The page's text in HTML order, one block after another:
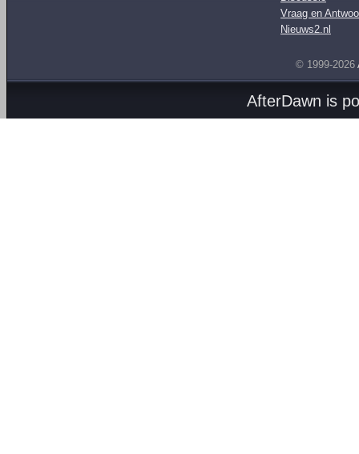
Vraag en
Nieuws2.nl
© 1999-2026
AfterDawn is